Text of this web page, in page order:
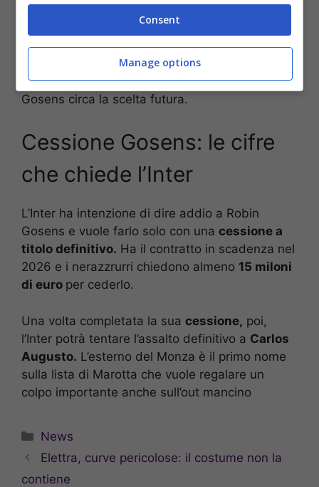
Ma sulle tracce di Gosens, sempre in Germania,
c’è anchel’Union Berlin,che nella prossima
stagione sarà protagonista in Champions
League e questo potrebbe cambiare le idee di
Gosens circa la scelta futura.
Cessione Gosens: le cifre
che chiede l’Inter
L’Inter ha intenzione di dire addio a Robin
Gosens e vuole farlo solo con una cessione a
titolo definitivo. Ha il contratto in scadenza nel
2026 e i nerazzrurri chiedono almeno 15 miloni
di euro per cederlo.
Una volta completata la sua cessione, poi,
l’Inter potrà tentare l’assalto definitivo a Carlos
Augusto. L’esterno del Monza è il primo nome
sulla lista di Marotta che vuole regalare un
colpo importante anche sull’out mancino
Categorie
News
Elettra, curve pericolose: il costume non la
contiene
Consent
Manage options